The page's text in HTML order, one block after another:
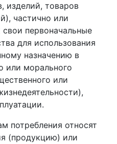
изделий, товаров
частично или
первоначальные
для использования
назначению в
или морального
или
потребления относят
(продукцию) или